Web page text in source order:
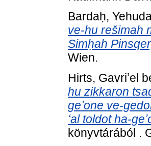
Bardaḥ,
ve-hu rešimah
Simḥah
Wien.
hu zikkaron
geʼone ve-
ʻal toldot ha-
könyvtárából .